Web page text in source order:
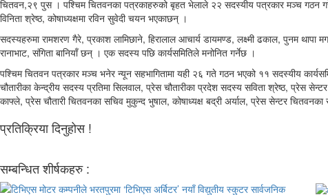
चितवन,२९ पुस । पश्चिम चितवनका पत्रकाहरुको बृहत भेलाले २२ सदस्यीय पत्रकार मञ्च गठन
विनिता श्रेष्ठ, कोषाध्यक्षमा रविन सुवेदी चयन भएकाछन् ।
सदस्यहरुमा रामशरण गैरे, प्रकाश लामिछाने, हिरालाल आचार्य डायमण्ड, लक्ष्मी ढकाल, पुनम
रानाभाट, संगिता बानियाँ छन् । एक सदस्य पछि कार्यसमितिले मनोनित गर्नेछ ।
पश्चिम चितवन पत्रकार मञ्च भनेर न्यून सहभागितामा यही २६ गते गठन भएको ११ सदस्यीय
चौतारीका केन्द्रीय सदस्य प्रतिमा सिलवाल, प्रेस चौतारीका प्रदेश सदस्य सविता श्रेष्ठ, प्रेस
काफ्ले, प्रेस चौतारी चितवनका सचिव मुकुन्द भुषाल, कोषाध्यक्ष बद्री अर्याल, प्रेस सेन्टर
प्रतिक्रिया दिनुहोस !
सम्बन्धित शीर्षकहरु :